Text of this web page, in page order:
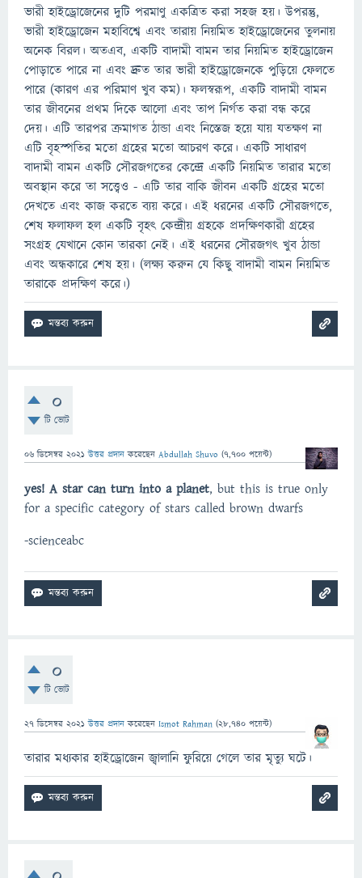
ভারী হাইড্রোজেনের দুটি পরমাণু একত্রিত করা সহজ হয়। উপরন্তু,
ভারী হাইড্রোজেন মহাবিশ্বে এবং তারায় নিয়মিত হাইড্রোজেনের তুলনায়
অনেক বিরল। অতএব, একটি বাদামী বামন তার নিয়মিত হাইড্রোজেন
পোড়াতে পারে না এবং দ্রুত তার ভারী হাইড্রোজেনকে পুড়িয়ে ফেলতে
পারে (কারণ এর পরিমাণ খুব কম)। ফলস্বরূপ, একটি বাদামী বামন
তার জীবনের প্রথম দিকে আলো এবং তাপ নির্গত করা বন্ধ করে
দেয়। এটি তারপর ক্রমাগত ঠান্ডা এবং নিস্তেজ হয়ে যায় যতক্ষণ না
এটি বৃহস্পতির মতো গ্রহের মতো আচরণ করে। একটি সাধারণ
বাদামী বামন একটি সৌরজগতের কেন্দ্রে একটি নিয়মিত তারার মতো
অবস্থান করে তা সত্ত্বেও - এটি তার বাকি জীবন একটি গ্রহের মতো
দেখতে এবং কাজ করতে ব্যয় করে। এই ধরনের একটি সৌরজগতে,
শেষ ফলাফল হল একটি বৃহৎ কেন্দ্রীয় গ্রহকে প্রদক্ষিণকারী গ্রহের
সংগ্রহ যেখানে কোন তারকা নেই। এই ধরনের সৌরজগৎ খুব ঠান্ডা
এবং অন্ধকারে শেষ হয়। (লক্ষ্য করুন যে কিছু বাদামী বামন নিয়মিত
তারাকে প্রদক্ষিণ করে।)
0
টি ভোট
06 ডিসেম্বর 2021 উত্তর প্রদান করেছেন Abdullah Shuvo (7,700 পয়েন্ট)
yes! A star can turn into a planet, but this is true only
for a specific category of stars called brown dwarfs
-scienceabc
0
টি ভোট
27 ডিসেম্বর 2021 উত্তর প্রদান করেছেন Ismot Rahman (28,740 পয়েন্ট)
তারার মধ্যকার হাইড্রোজেন জ্বালানি ফুরিয়ে গেলে তার মৃত্যু ঘটে।